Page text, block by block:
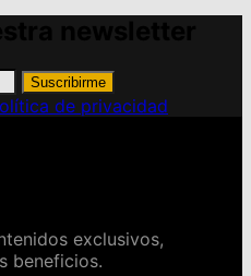
Suscribirme
de privacidad
exclusivos,
beneficios.